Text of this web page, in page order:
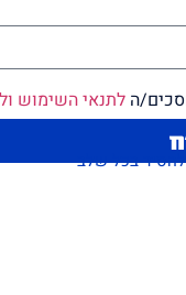
הלתנאי השימוש